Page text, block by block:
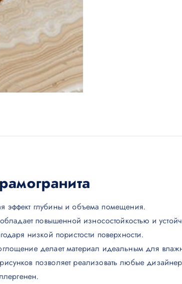
эффект глубины и объема помещения.
повышенной износостойкостью и
низкой пористости поверхности.
делает материал идеальным для
позволяет реализовать любые